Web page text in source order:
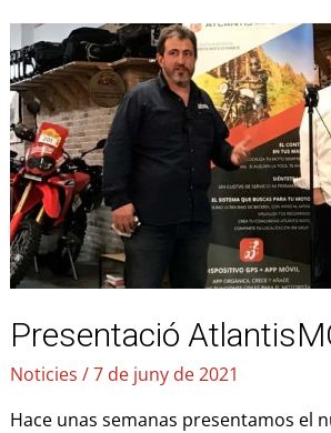
Presentació
Noticies /7 de juny de 2021
Hace unas semanas presentamos el
AtlantisMOTO
MAX